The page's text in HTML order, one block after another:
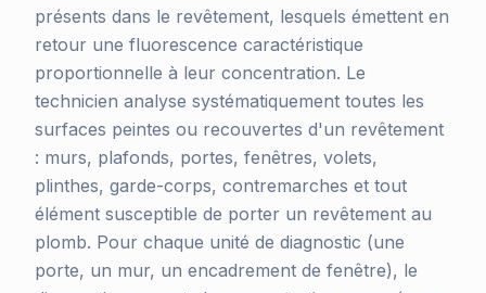
présents dans le revêtement, lesquels émettent en
retour une fluorescence caractéristique
proportionnelle à leur concentration. Le
technicien analyse systématiquement toutes les
surfaces peintes ou recouvertes d'un revêtement
: murs, plafonds, portes, fenêtres, volets,
plinthes, garde-corps, contremarches et tout
élément susceptible de porter un revêtement au
plomb. Pour chaque unité de diagnostic (une
porte, un mur, un encadrement de fenêtre), le